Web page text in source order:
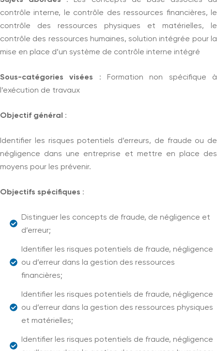
contrôle interne, le contrôle des ressources financières, le
contrôle des ressources physiques et matérielles, le
contrôle des ressources humaines, solution intégrée pour la
mise en place d’un système de contrôle interne intégré
Sous-catégories visées : Formation non spécifique à
l’exécution de travaux
Objectif général :
Identifier les risques potentiels d’erreurs, de fraude ou de
négligence dans une entreprise et mettre en place des
moyens pour les prévenir.
Objectifs spécifiques :
Distinguer les concepts de fraude, de négligence et
d’erreur;
Identifier les risques potentiels de fraude, négligence
ou d’erreur dans la gestion des ressources
financières;
Identifier les risques potentiels de fraude, négligence
ou d’erreur dans la gestion des ressources physiques
et matérielles;
Identifier les risques potentiels de fraude, négligence